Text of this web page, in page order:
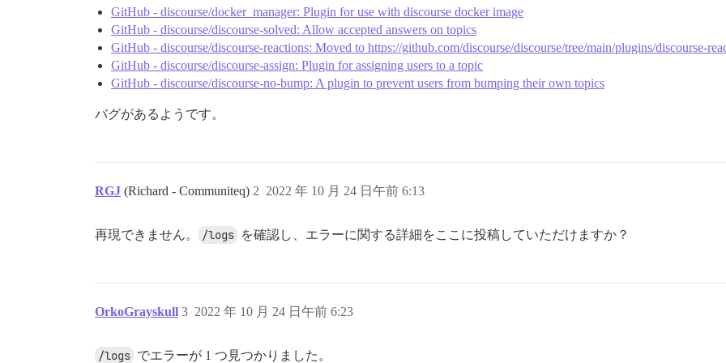
GitHub - discourse/docker_manager: Plugin for use with discourse docker image
GitHub - discourse/discourse-solved: Allow accepted answers on topics
GitHub - discourse/discourse-reactions: Moved to https://github.com/discourse/discourse/tree/main/plugins/discourse-
GitHub - discourse/discourse-assign: Plugin for assigning users to a topic
GitHub - discourse/discourse-no-bump: A plugin to prevent users from bumping their own topics
バグがあるようです。
RGJ (Richard - Communiteq) 2022 年 10 月 24 日午前 6:13
2
再現できません。 /logs を確認し、エラーに関する詳細をここに投稿していただけますか？
OrkoGrayskull 2022 年 10 月 24 日午前 6:23
3
/logs でエラーが 1 つ見つかりました。